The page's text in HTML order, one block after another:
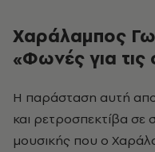
Χαράλαμπος
«Φωνές για τις
και ρετροσπεκτίβα σε
μουσικής που ο